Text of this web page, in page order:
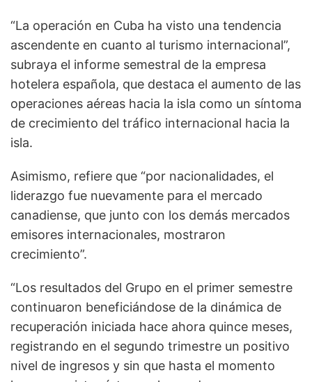
“La operación en Cuba ha visto una tendencia
ascendente en cuanto al turismo internacional”,
subraya el informe semestral de la empresa
hotelera española, que destaca el aumento de las
operaciones aéreas hacia la isla como un síntoma
de crecimiento del tráfico internacional hacia la
isla.
Asimismo, refiere que “por nacionalidades, el
liderazgo fue nuevamente para el mercado
canadiense, que junto con los demás mercados
emisores internacionales, mostraron
crecimiento”.
“Los resultados del Grupo en el primer semestre
continuaron beneficiándose de la dinámica de
recuperación iniciada hace ahora quince meses,
registrando en el segundo trimestre un positivo
nivel de ingresos y sin que hasta el momento